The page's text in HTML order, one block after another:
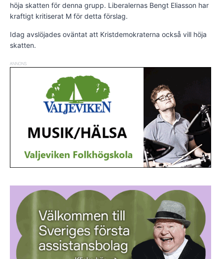
höja skatten för denna grupp. Liberalernas Bengt Eliasson har
kraftigt kritiserat M för detta förslag.
Idag avslöjades oväntat att Kristdemokraterna också vill höja
skatten.
ANNONS